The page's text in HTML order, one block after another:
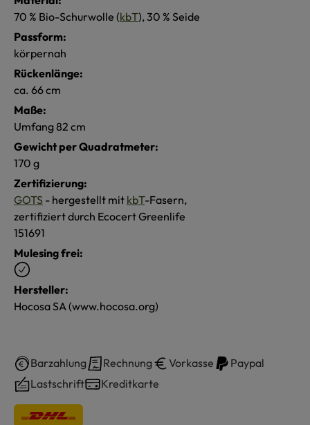
70 % Bio-Schurwolle (kbT), 30 % Seide
Passform:
körpernah
Rückenlänge:
ca. 66 cm
Maße:
Umfang 82 cm
Gewicht per Quadratmeter:
170 g
Zertifizierung:
GOTS - hergestellt mit kbT-Fasern,
zertifiziert durch Ecocert Greenlife
151691
Mulesing frei:
Hersteller:
Hocosa SA (www.hocosa.org)
Barzahlung Rechnung Vorkasse
Paypal
Lastschrift
Kreditkarte